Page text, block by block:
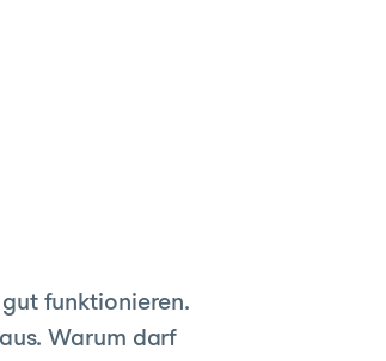
funktionieren.
Warum darf